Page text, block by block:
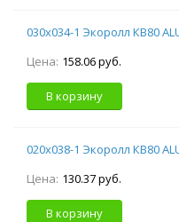
030х034-1 Экоролл КВ80
Цена: 158.06 руб.
В корзину
020х038-1 Экоролл КВ80
Цена: 130.37 руб.
В корзину